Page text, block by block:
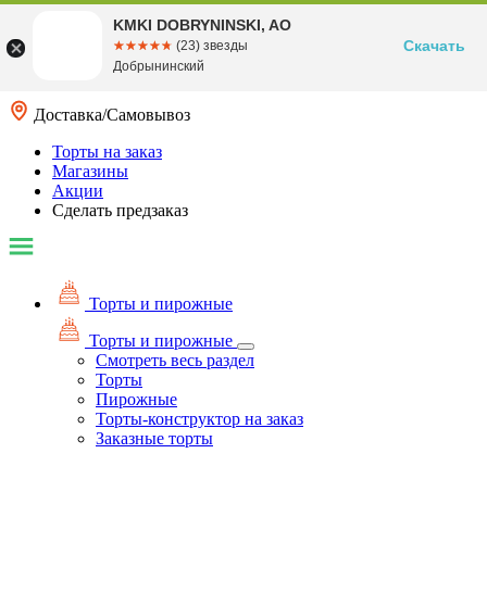
Доставка/Самовывоз
Торты на заказ
Магазины
Акции
Сделать предзаказ
Торты и пирожные
Торты и пирожные
Смотреть весь раздел
Торты
Пирожные
Торты-конструктор на заказ
Заказные торты
KMKI DOBRYNINSKI, AO
☆☆☆☆☆
★★★★★ (23) звезды
Добрынинский
Скачать